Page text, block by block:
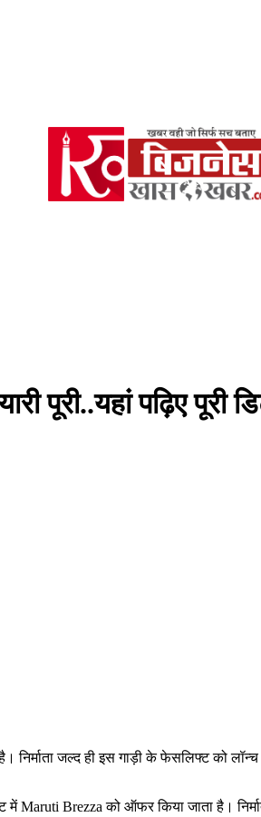
पूरी..यहां पढ़िए पूरी
निर्माता जल्द ही इस गाड़ी के फेसलिफ्ट को
Brezza को ऑफर किया जाता है।